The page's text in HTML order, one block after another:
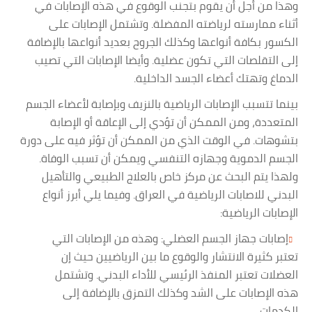
وهذا من أجل أن يقوم بتجنب الوقوع في هذه الإصابات في
أثناء ممارسته لرياضته المفضلة. وتشتمل الإصابات على
الكسور بكافة أنواعها وكذلك الجروح بعديد أنواعها بالإضافة
إلى التقلصات التي تكون عضلية. وأيضا الإصابات التي تصيب
الدماغ وتهتك أعضاء الجسد الداخلية.
بينما تتسبب الإصابات الرياضية بالنزيف وبإصابة لأعضاء الجسم
المتعددة، ومن الممكن أن تؤدي إلى الإعاقة أو الإصابة
بتشوهات. في الوقت الذي من الممكن أن تؤثر فيه على دورة
الجسم الدموية وجهازه التنفسي ويمكن أن تسبب الوفاة.
ولهذا يتم البحث عن مركز خاص بالعلاج الطبيعي والتأهيل
البدني للاصابات الرياضية في العراق. وفيما يلي أبرز أنواع
الإصابات الرياضية:
إصابات جهاز الجسم العضلي: وهذه من الإصابات التي
تعتبر كثيرة الانتشار والوقوع ما بين الرياضيين حيث إن
العضلات تعتبر المنفذ الرئيسي للأداء البدني. وتشتمل
هذه الإصابات على الشد وكذلك التمزق بالإضافة إلى